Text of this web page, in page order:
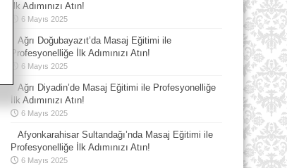
İlk Adımınızı Atın!
6 Mayıs 2025
Ağrı Doğubayazıt’da Masaj Eğitimi ile
Profesyonelliğe İlk Adımınızı Atın!
6 Mayıs 2025
Ağrı Diyadin’de Masaj Eğitimi ile Profesyonelliğe
İlk Adımınızı Atın!
6 Mayıs 2025
Afyonkarahisar Sultandağı’nda Masaj Eğitimi ile
Profesyonelliğe İlk Adımınızı Atın!
6 Mayıs 2025